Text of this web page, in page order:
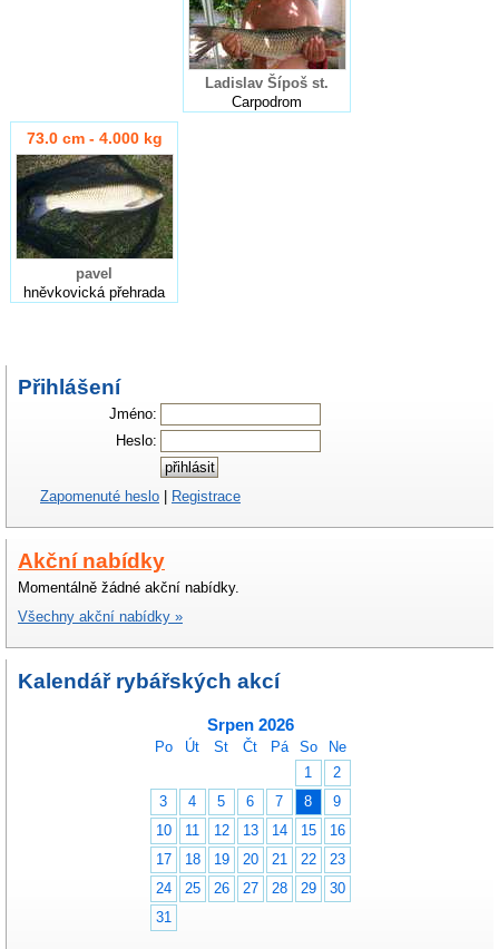
Ladislav Šípoš st.
Carpodrom
73.0 cm - 4.000 kg
pavel
hněvkovická přehrada
Přihlášení
Jméno:
Heslo:
Zapomenuté heslo Registrace
Akční nabídky
Momentálně žádné akční nabídky.
Všechny akční nabídky »
Kalendář rybářských akcí
Srpen 2026
Po Út St Čt Pá So
Ne
1
2
3
4 5 6 7 8
9
10
11 12 13 14 15
16
17
18 19 20 21 22
23
24
25 26 27 28 29
30
31